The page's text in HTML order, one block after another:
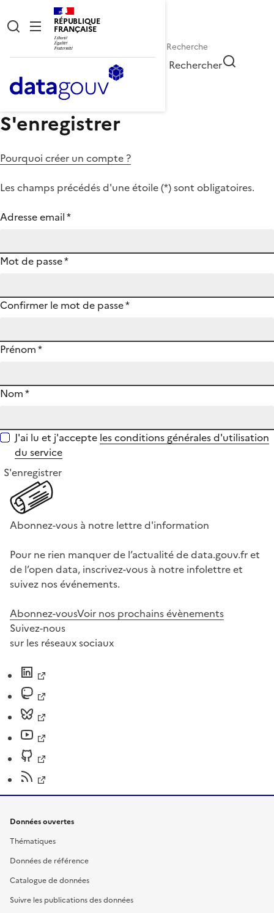
RÉPUBLIQUE
FRANÇAISE
Rechercher
S'enregistrer
Pourquoi créer un compte ?
Les champs précédés d'une étoile (*) sont obligatoires.
Adresse email*
Mot de passe*
Confirmer le mot de passe*
Prénom*
Nom*
J'ai lu et j'accepte les conditions générales d'utilisation
du service
S'enregistrer
Abonnez-vous à notre lettre d'information
Pour ne rien manquer de l’actualité de data.gouv.fr et
de l’open data, inscrivez-vous à notre infolettre et
suivez nos événements.
Abonnez-vousVoir nos prochains évènements
Suivez-nous
sur les réseaux sociaux
Données ouvertes
Thématiques
Données de référence
Catalogue de données
Suivre les publications des données